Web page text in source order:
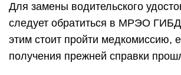
Для замены водительского
следует обратиться в МРЭО
этим стоит пройти медкомиссию,
получения прежней справки